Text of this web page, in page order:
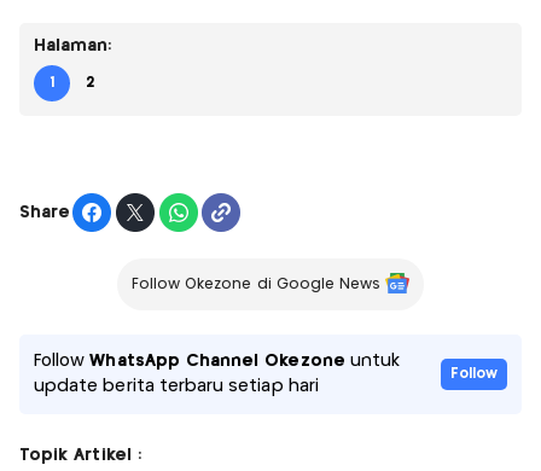
Halaman:
1 2
Share
Follow Okezone di Google News
FollowWhatsApp Channel Okezone untuk
update berita terbaru setiap hari
Follow
Topik Artikel :